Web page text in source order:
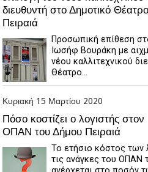
διευθυντή στο Δημοτικό Θέατρο
Πειραιά
Προσωπική επίθεση
Ιωσήφ Βουράκη με
νέου καλλιτεχνικού
Θέατρο...
Κυριακή 15 Μαρτίου 2020
Πόσο κοστίζει ο λογιστής στον
ΟΠΑΝ του Δήμου Πειραιά
Το ετήσιο κόστος των
τις ανάγκες του ΟΠΑΝ